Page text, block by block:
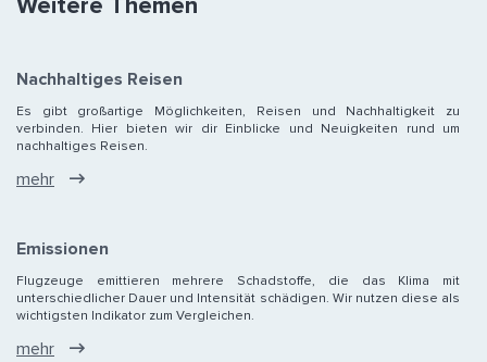
Weitere Themen
Nachhaltiges Reisen
Es gibt großartige Möglichkeiten, Reisen und Nachhaltigkeit zu
verbinden. Hier bieten wir dir Einblicke und Neuigkeiten rund um
nachhaltiges Reisen.
mehr
Emissionen
Flugzeuge emittieren mehrere Schadstoffe, die das Klima mit
unterschiedlicher Dauer und Intensität schädigen. Wir nutzen diese als
wichtigsten Indikator zum Vergleichen.
mehr